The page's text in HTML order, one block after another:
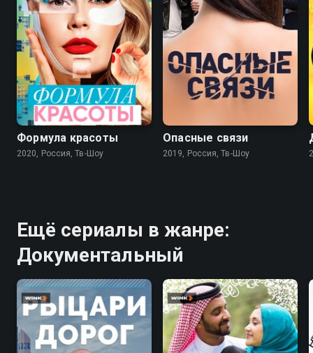
7.8
Формула красоты
2020, Россия, Тв-Шоу
Опасные связи
2019, Россия, Тв-Шоу
Ещё сериалы в жанре:
Документальный